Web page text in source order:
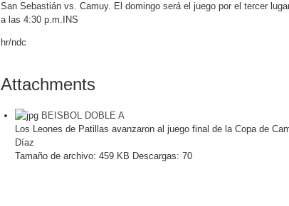
San Sebastián vs. Camuy. El domingo será el juego por el tercer
a las 4:30 p.m.INS
hr/ndc
Attachments
BEISBOL DOBLE A
Los Leones de Patillas avanzaron al juego final de la Copa de
Díaz
Tamaño de archivo: 459 KB Descargas: 70